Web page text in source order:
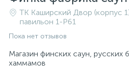
ТК Каширский Двор (корпус
павильон 1-P61
Пока нет отзывов
Магазин финских саун, русских
хаммамов